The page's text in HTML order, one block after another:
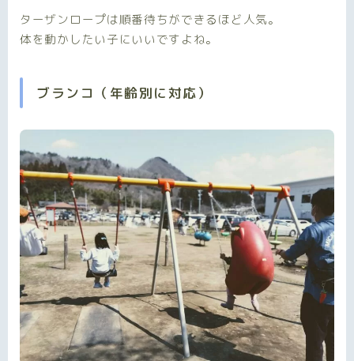
ターザンロープは順番待ちができるほど人気。
体を動かしたい子にいいですよね。
ブランコ（年齢別に対応）